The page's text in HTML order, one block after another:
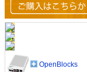
OpenBlocks